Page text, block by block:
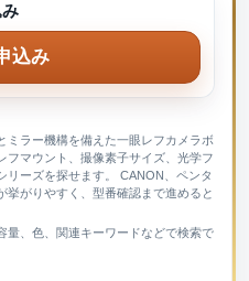
ミラー機構を備えた一眼レフカメラボ
フマウント、撮像素子サイズ、光学フ
リーズを探せます。 CANON、ペンタ
挙がりやすく、型番確認まで進めると
量、色、関連キーワードなどで検索で
込み